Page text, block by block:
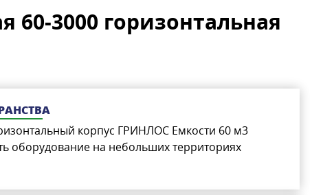
60-3000 горизонтальная
корпус ГРИНЛОС Емкости 60 м3
оборудование на небольших территориях